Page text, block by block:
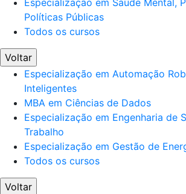
Especialização em Saúde Mental,
Políticas Públicas
Todos os cursos
Voltar
Especialização em Automação
Inteligentes
MBA em Ciências de Dados
Especialização em Engenharia de
Trabalho
Especialização em Gestão de
Todos os cursos
Voltar